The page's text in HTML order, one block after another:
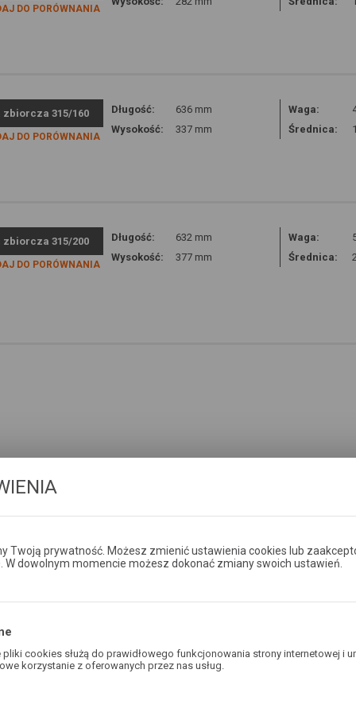
Twoją prywatność. Możesz zmienić ustawienia cookies lub
W dowolnym momencie możesz dokonać zmiany swoich ustawień.
pliki cookies służą do prawidłowego funkcjonowania strony internetowej i
korzystanie z oferowanych przez nas usług.
preferencji prywatności, logowania czy wypełniania formularzy. Dzięki
DO PORÓWNANIA
zbiorcza 315/160
DO PORÓWNANIA
Długość:
636 mm
Wysokość:
337 mm
Waga:
Średnica:
zbiorcza 315/200
DO PORÓWNANIA
Długość:
632 mm
Wysokość:
377 mm
Waga:
Średnica: